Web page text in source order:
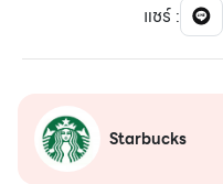
แชร์:
Starbucks